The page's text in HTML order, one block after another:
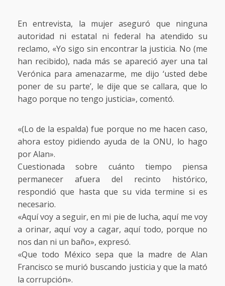
En entrevista, la mujer aseguró que ninguna
autoridad ni estatal ni federal ha atendido su
reclamo, «Yo sigo sin encontrar la justicia. No (me
han recibido), nada más se apareció ayer una tal
Verónica para amenazarme, me dijo ‘usted debe
poner de su parte’, le dije que se callara, que lo
hago porque no tengo justicia», comentó.
«(Lo de la espalda) fue porque no me hacen caso,
ahora estoy pidiendo ayuda de la ONU, lo hago
por Alan».
Cuestionada sobre cuánto tiempo piensa
permanecer afuera del recinto histórico,
respondió que hasta que su vida termine si es
necesario.
«Aquí voy a seguir, en mi pie de lucha, aquí me voy
a orinar, aquí voy a cagar, aquí todo, porque no
nos dan ni un baño», expresó.
«Que todo México sepa que la madre de Alan
Francisco se murió buscando justicia y que la mató
la corrupción».